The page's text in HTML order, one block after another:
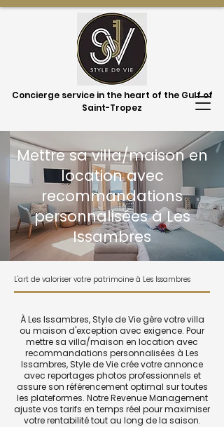
Concierge service in the heart of the Gulf of
Saint-Tropez
Mettre sa villa/maison en
location avec
recommandations
personnalisées à Les
Issambres
L'art de valoriser votre patrimoine à Les Issambres
À Les Issambres, Style de Vie gère votre villa
ou maison d'exception avec exigence. Pour
mettre sa villa/maison en location avec
recommandations personnalisées à Les
Issambres, Style de Vie crée votre annonce
avec reportages photos professionnels et
assure son référencement optimal sur toutes
les plateformes. Notre Revenue Management
ajuste vos tarifs en temps réel pour maximiser
votre rentabilité tout au long de la saison.